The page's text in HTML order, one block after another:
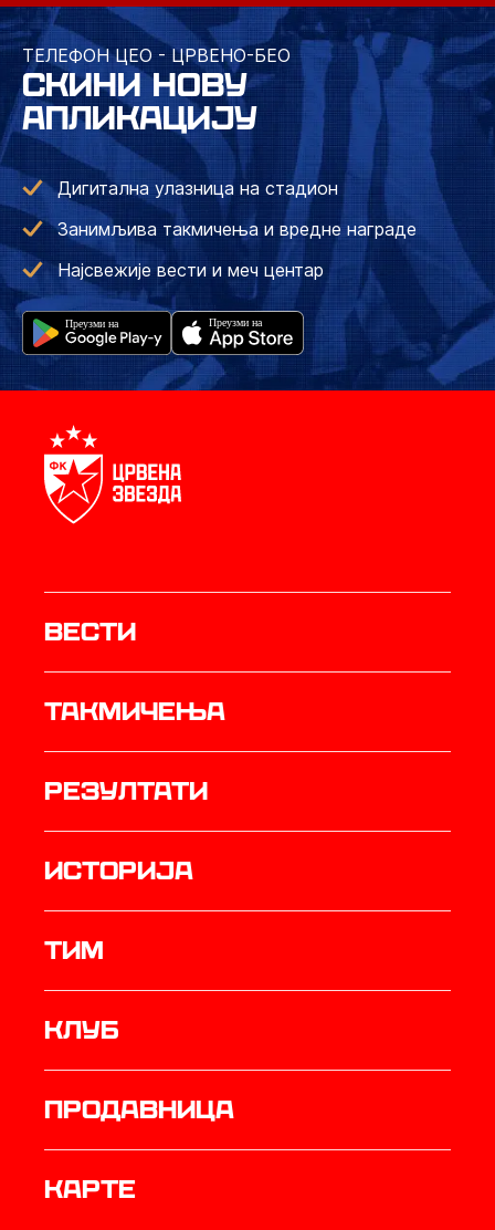
ТЕЛЕФОН ЦЕО - ЦРВЕНО-БЕО
СКИНИ НОВУ
АПЛИКАЦИЈУ
Дигитална улазница на стадион
Занимљива такмичења и вредне награде
Најсвежије вести и меч центар
Вести
Такмичења
резултати
историја
ТИМ
Клуб
продавница
Карте